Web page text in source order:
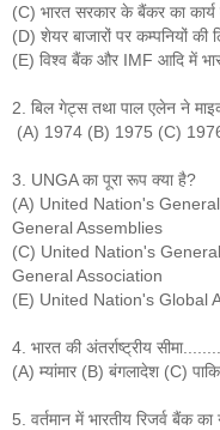
(C) भारत सरकार के बैंकर का कार्य
(D) शेयर बाजारों पर कम्पनियों की
(E) विश्व बैंक और IMF आदि में
2. बिल गेट्स तथा पाल एलेन ने
(A) 1974 (B) 1975 (C)
3. UNGA का पूरा रूप क्या है?
(A) United Nation's
General Assemblies
(C) United Nation's
General Association
(E) United Nation's Global
4. भारत की अंतर्राष्ट्रीय
(A) म्यांमार (B) बंगलादेश (C)
5. वर्तमान में भारतीय रिजर्व बैंक